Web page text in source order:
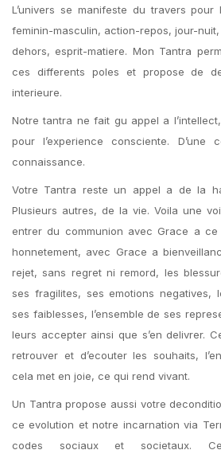
L’univers se manifeste du travers pour
feminin-masculin, action-repos, jour-
dehors, esprit-matiere. Mon Tantra
ces differents poles et propose de
interieure.
Notre tantra ne fait gu appel a
pour l’experience consciente. D’une
connaissance.
Votre Tantra reste un appel a de la
Plusieurs autres, de la vie. Voila une
entrer du communion avec Grace a ce
honnetement, avec Grace a
rejet, sans regret ni remord, les
ses fragilites, ses emotions negatives,
ses faiblesses, l’ensemble de ses
leurs accepter ainsi que s’en delivrer.
retrouver et d’ecouter les souhaits,
cela met en joie, ce qui rend vivant.
Un Tantra propose aussi votre
ce evolution et notre incarnation via
codes sociaux et societaux.